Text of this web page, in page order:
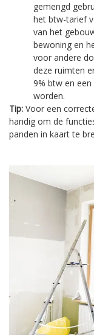
gemengd
het btw-tarief
van het
bewoning en
voor andere
deze ruimten
9% btw en
worden.
Tip: Voor een
handig om de
panden in kaart te